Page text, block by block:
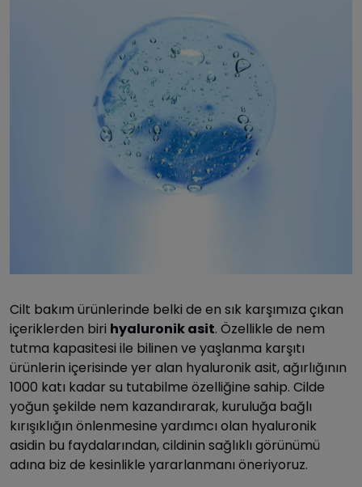
Cilt bakım ürünlerinde belki de en sık karşımıza çıkan
içeriklerden biri hyaluronikasit. Özellikle de nem
tutma kapasitesi ile bilinen ve yaşlanma karşıtı
ürünlerin içerisinde yer alan hyaluronik asit, ağırlığının
1000 katı kadar su tutabilme özelliğine sahip. Cilde
yoğun şekilde nem kazandırarak, kuruluğa bağlı
kırışıklığın önlenmesine yardımcı olan hyaluronik
asidin bu faydalarından, cildinin sağlıklı görünümü
adına biz de kesinlikle yararlanmanı öneriyoruz.